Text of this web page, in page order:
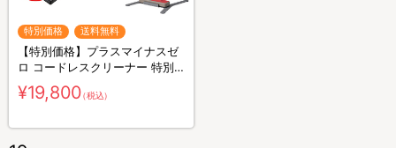
特別価格 送料無料
【特別価格】プラスマイナスゼ
ロ コードレスクリーナー 特別
セット（送料無料）
¥19,800（税込）